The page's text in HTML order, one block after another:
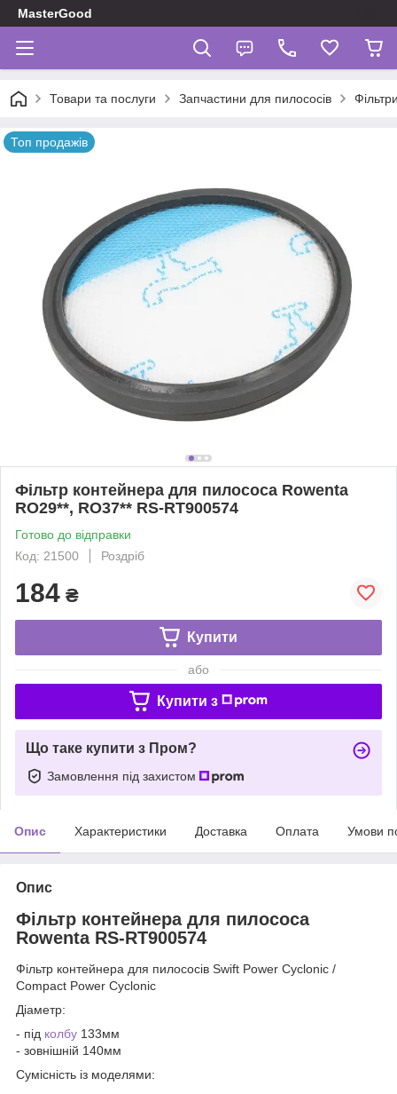
MasterGood
Товари та послуги Запчастини для пилососів
Топ продажів
Фільтр контейнера для пилососа Rowenta
RO29**, RO37** RS-RT900574
Готово до відправки
Код: 21500
Роздріб
184 ₴
Купити
або
Купити з
Що таке купити з Пром?
Замовлення під захистом
Опис Характеристики Доставка Оплата Умови
Опис
Фільтр контейнера для пилососа
Rowenta RS-RT900574
Фільтр контейнера для пилососів Swift Power Cyclonic /
Compact Power Cyclonic
Діаметр:
- під колбу 133мм
- зовнішній 140мм
Сумісність із моделями: